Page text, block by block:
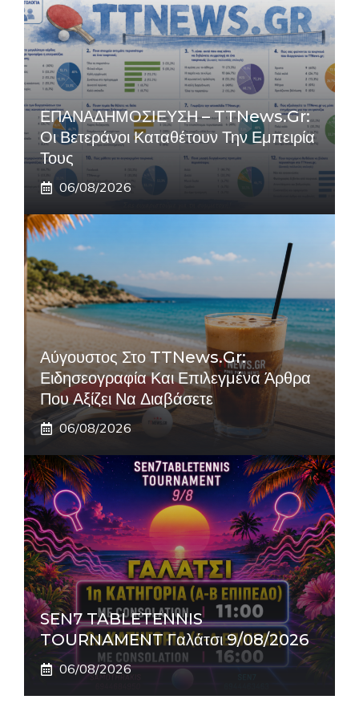
ΕΠΑΝΑΔΗΜΟΣΙΕΥΣΗ – TTNews.gr:
Οι Βετεράνοι Καταθέτουν Την Εμπειρία
Τους
06/08/2026
Αύγουστος Στο TTNews.gr:
Ειδησεογραφία Και Επιλεγμένα Άρθρα
Που Αξίζει Να Διαβάσετε
06/08/2026
SEN7 TABLETENNIS
TOURNAMENT Γαλάτσι 9/08/2026
06/08/2026